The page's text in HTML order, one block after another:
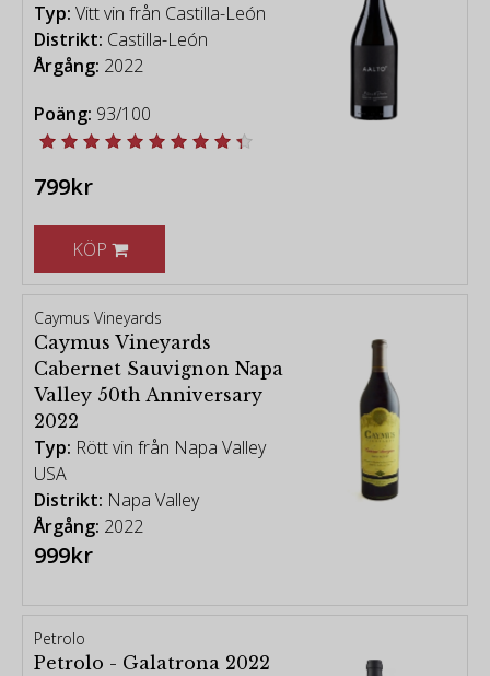
Typ: Vitt vin från Castilla-León
Distrikt: Castilla-León
Årgång: 2022
Poäng: 93/100
799kr
KÖP
Caymus Vineyards
Caymus Vineyards
Cabernet Sauvignon Napa
Valley 50th Anniversary
2022
Typ: Rött vin från Napa Valley
USA
Distrikt: Napa Valley
Årgång: 2022
999kr
Petrolo
Petrolo - Galatrona 2022